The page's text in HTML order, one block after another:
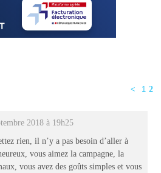
< 1 2
2018 à 19h25
rien, il n’y a pas besoin d’aller à
vous aimez la campagne, la
vous avez des goûts simples et vous